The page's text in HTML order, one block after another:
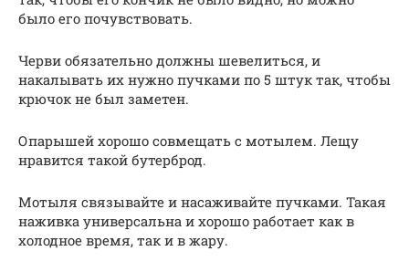
было его почувствовать.
Черви обязательно должны шевелиться, и
накалывать их нужно пучками по 5 штук так, чтобы
крючок не был заметен.
Опарышей хорошо совмещать с мотылем. Лещу
нравится такой бутерброд.
Мотыля связывайте и насаживайте пучками. Такая
наживка универсальна и хорошо работает как в
холодное время, так и в жару.